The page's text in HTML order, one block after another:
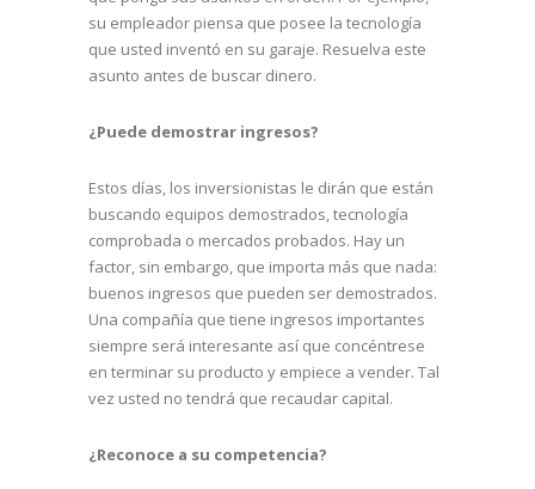
su empleador piensa que posee la tecnología
que usted inventó en su garaje. Resuelva este
asunto antes de buscar dinero.
¿Puede demostrar ingresos?
Estos días, los inversionistas le dirán que están
buscando equipos demostrados, tecnología
comprobada o mercados probados. Hay un
factor, sin embargo, que importa más que nada:
buenos ingresos que pueden ser demostrados.
Una compañía que tiene ingresos importantes
siempre será interesante así que concéntrese
en terminar su producto y empiece a vender. Tal
vez usted no tendrá que recaudar capital.
¿Reconoce a su competencia?